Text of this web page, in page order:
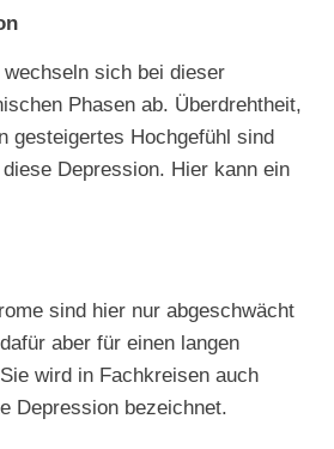
sich bei dieser
Phasen ab. Überdrehtheit,
gesteigertes Hochgefühl sind
Depression. Hier kann ein
sind hier nur abgeschwächt
aber für einen langen
wird in Fachkreisen auch
Depression bezeichnet.